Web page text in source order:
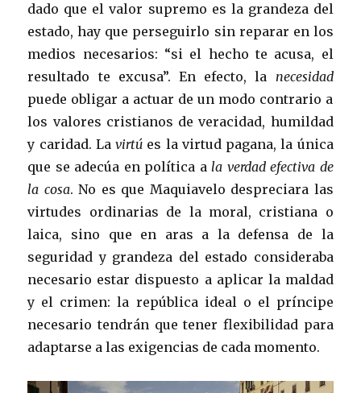
dado que el valor supremo es la grandeza del
estado, hay que perseguirlo sin reparar en los
medios necesarios: “si el hecho te acusa, el
resultado te excusa”. En efecto, la necesidad
puede obligar a actuar de un modo contrario a
los valores cristianos de veracidad, humildad
y caridad. Lavirtú es la virtud pagana, la única
que se adecúa en política ala verdad efectiva de
la cosa. No es que Maquiavelo despreciara las
virtudes ordinarias de la moral, cristiana o
laica, sino que en aras a la defensa de la
seguridad y grandeza del estado consideraba
necesario estar dispuesto a aplicar la maldad
y el crimen: la república ideal o el príncipe
necesario tendrán que tener flexibilidad para
adaptarse a las exigencias de cada momento.